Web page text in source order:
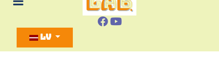
Izvēlieties valodu
LV